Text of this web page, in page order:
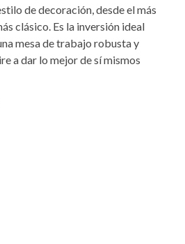
de decoración, desde el más
clásico. Es la inversión ideal
mesa de trabajo robusta y
a dar lo mejor de sí mismos